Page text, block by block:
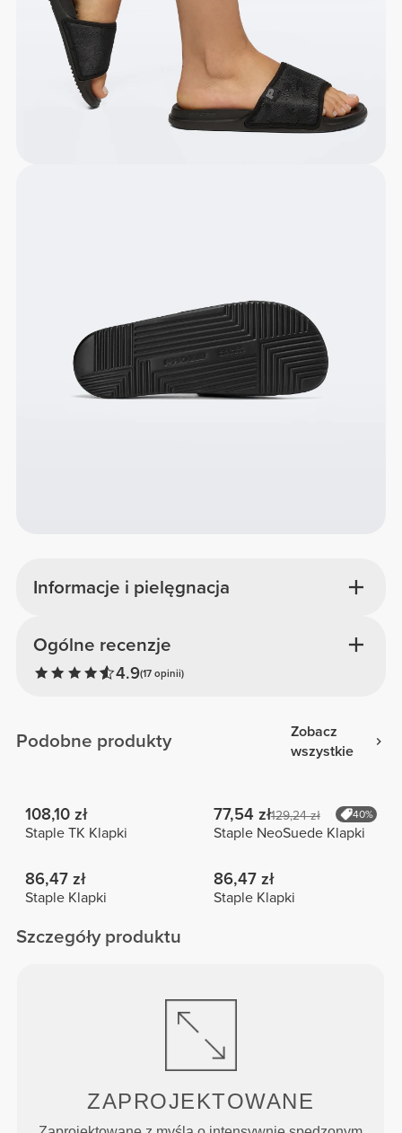
Informacje i pielęgnacja
Ogólne recenzje
4.9(17 opinii)
Podobne produkty
Zobacz
wszystkie
108,10 zł
Staple TK Klapki
77,54 zł129,24 zł 40%
Staple NeoSuede Klapki
86,47 zł
Staple Klapki
86,47 zł
Staple Klapki
Szczegóły produktu
ZAPROJEKTOWANE